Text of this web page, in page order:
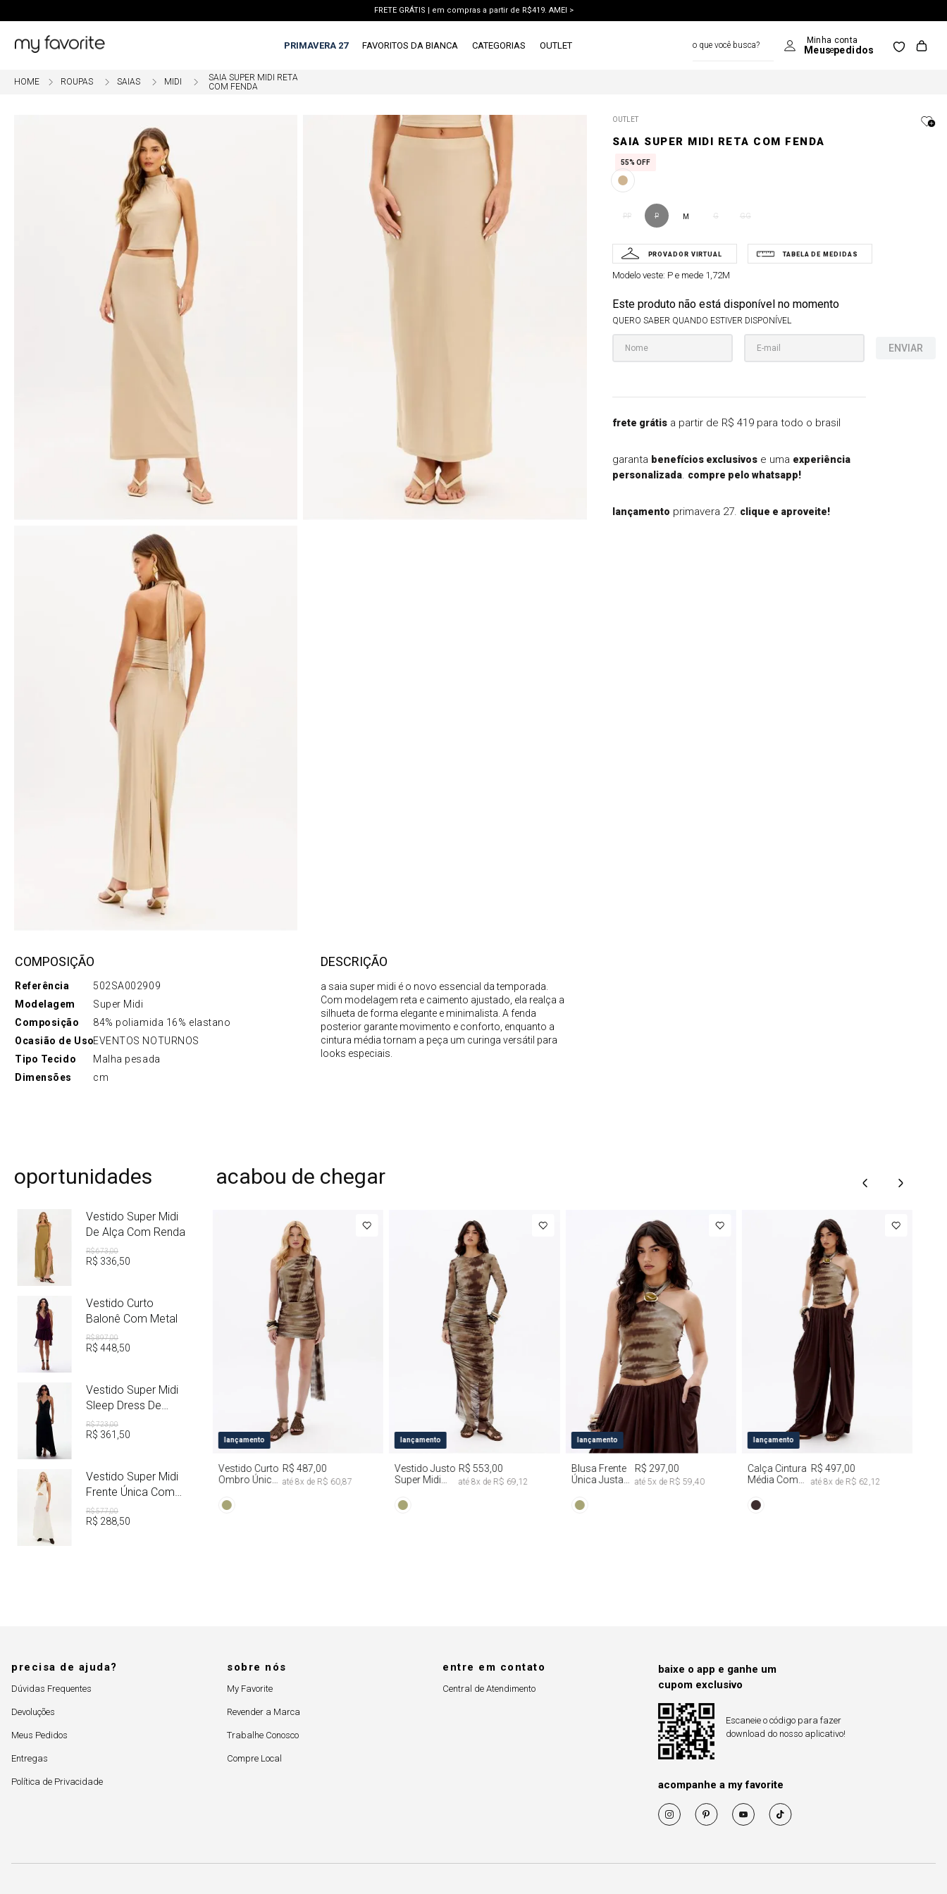
FRETE GRÁTIS | em compras a partir de R$419. AMEI >
PRIMAVERA 27 FAVORITOS DA BIANCA CATEGORIAS OUTLET
ROUPAS SAIAS MIDI
SAIA SUPER MIDI RETA
COM FENDA
COMPOSIÇÃO
Referência
502SA002909
Modelagem
Super Midi
Composição
84% poliamida 16% elastano
Ocasião de UsoEVENTOS NOTURNOS
Tipo Tecido
Malha pesada
Dimensões
cm
DESCRIÇÃO
a saia super midi é o novo essencial da temporada.
Com modelagem reta e caimento ajustado, ela realça a
silhueta de forma elegante e minimalista. A fenda
posterior garante movimento e conforto, enquanto a
cintura média tornam a peça um curinga versátil para
looks especiais.
OUTLET
SAIA SUPER MIDI RETA COM FENDA
55% OFF
PP P M G GG
Modelo veste: P e mede 1,72M
Este produto não está disponível no momento
QUERO SABER QUANDO ESTIVER DISPONÍVEL
ENVIAR
frete grátisa partir de R$ 419 para todo o brasil
garanta benefícios exclusivose uma experiência
personalizada. compre pelo whatsapp!
lançamento primavera 27. clique e aproveite!
oportunidades
Vestido Super Midi
De Alça Com Renda
R$673,00
R$ 336 50
Vestido Curto
Balonê Com Metal
R$897,00
R$ 448, 50
Vestido Super Midi
Sleep Dress De
Cetim Com Metal
R$723,00
R$ 361 50
Vestido Super Midi
Frente Única Com
Linho
R$577,00
R$ 288, 50
acabou de chegar
lançamento P M
Vestido Curto
Ombro Único
Dye
R$ 487,00
até 8x de R$ 60,87
lançamento M G
Vestido Justo
Super Midi
Tie Dye
R$ 553,00
até 8x de R$ 69,12
lançamento G
Blusa Frente
Única Justa
R$ 297,00
até 5x de R$ 59,40
lançamento P M
Calça Cintura
Média Com
R$ 497,00
até8x deR$ 62,12
precisa de ajuda?
Dúvidas Frequentes
Devoluções
Meus Pedidos
Entregas
Política de Privacidade
sobre nós
My Favorite
Revender a Marca
Trabalhe Conosco
Compre Local
entre em contato
Central de Atendimento
baixe o app e ganhe um
cupom exclusivo
Escaneie o código para fazer
download do nosso aplicativo!
acompanhe a my favorite
º
vestido
blusa
3º
calca jeans
4º
calca
saia
casaco